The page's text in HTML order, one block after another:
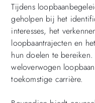
Tijdens
geholpen bij het
interesses, het
loopbaantrajecten en
hun doelen te
weloverwogen
toekomstige carrière.